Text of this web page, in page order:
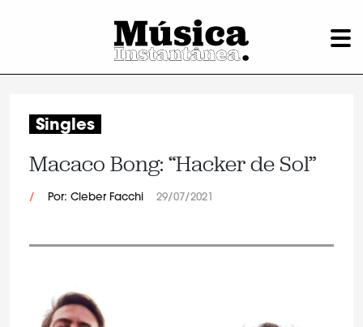
Singles
Macaco Bong: “Hacker de Sol”
/ Por: Cleber Facchi 29/07/2021